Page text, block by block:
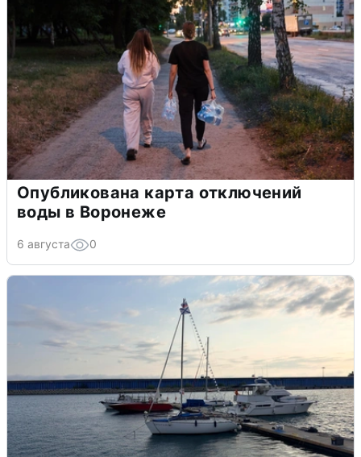
Опубликована карта отключений
воды в Воронеже
6 августа 0